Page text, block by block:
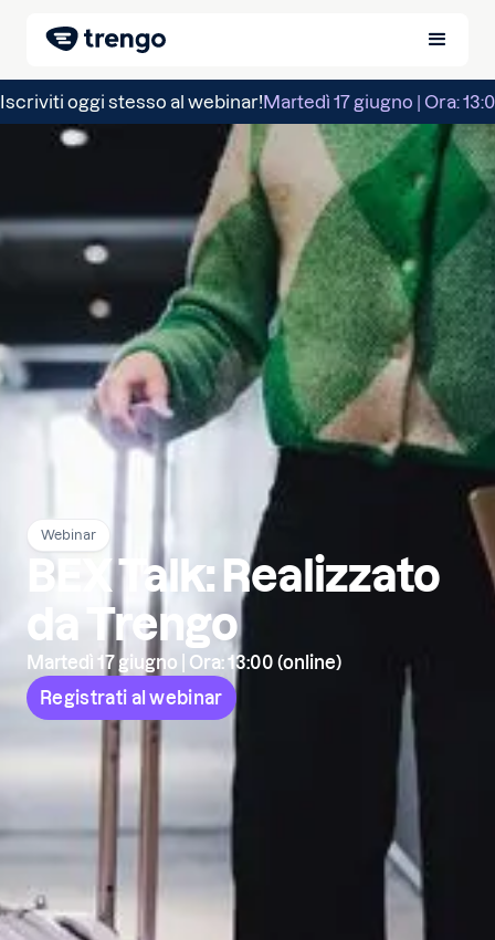
Iscriviti oggi stesso al webinar!Martedì 17 giugno | Ora:
Webinar
BEX Talk: Realizzato
da Trengo
Martedì 17 giugno | Ora: 13:00 (online)
Registrati al webinar